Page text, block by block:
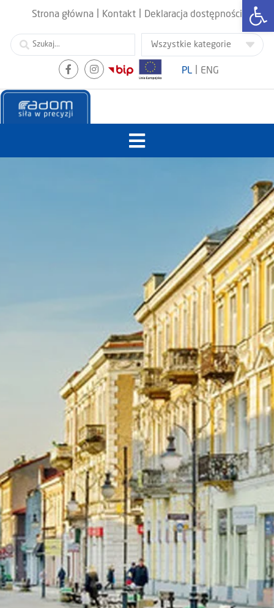
Strona główna Kontakt Deklaracja dostępności
PL ENG